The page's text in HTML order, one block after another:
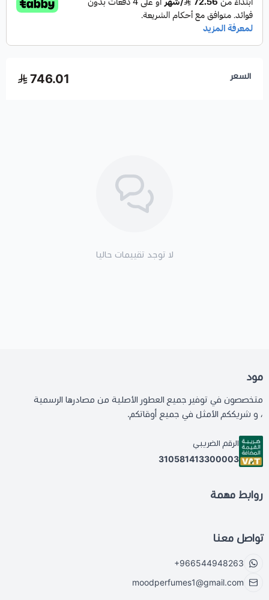
السعر 746.01
لا توجد تقييمات حاليا
مود
متخصصون في توفير جميع العطور الأصلية من مصادرها الرسمية
، و شريككم الأمثل في جميع أوقاتكم.
الرقم الضريبي
310581413300003
روابط مهمة
تواصل معنا
+966544948263
moodperfumes1@gmail.com